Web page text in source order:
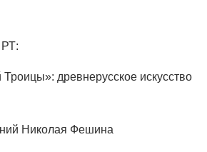
древнерусское искусство
Николая Фешина